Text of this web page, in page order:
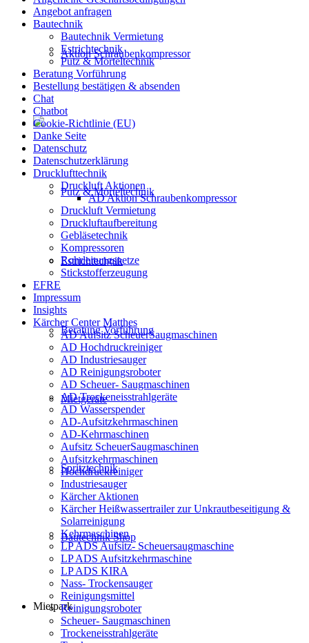
Aktion Schraubenkompressor
Putz & Mörteltechnik
Estrichtechnik
Beratung Vorführung
Mietgeräte
Spritztechnik
Bautechnik Shop
Mietpark
Angebot anfragen
Bautechnik
Bautechnik Vermietung
Estrichtechnik
Putz & Mörteltechnik
Beratung Vorführung
Bestellung bestätigen & absenden
Chat
Chatbot
Cookie-Richtlinie (EU)
Danke Seite
Datenschutz
Datenschutzerklärung
Drucklufttechnik
Druckluft Aktionen
AD Aktion Schraubenkompressor
Druckluft Vermietung
Druckluftaufbereitung
Gebläsetechnik
Kompressoren
Rohrleitungsnetze
Stickstofferzeugung
EFRE
Impressum
Insights
Kärcher Center Matthes
AD Aufsitz ScheuerSaugmaschinen
AD Hochdruckreiniger
AD Industriesauger
AD Reinigungsroboter
AD Scheuer- Saugmaschinen
AD Trockeneisstrahlgeräte
AD Wasserspender
AD-Aufsitzkehrmaschinen
AD-Kehrmaschinen
Aufsitz ScheuerSaugmaschinen
Aufsitzkehrmaschinen
Hochdruckreiniger
Industriesauger
Kärcher Aktionen
Kärcher Heißwassertrailer zur Unkrautbeseitigung &
Solarreinigung
Kehrmaschinen
LP ADS Aufsitz- Scheuersaugmaschine
LP ADS Aufsitzkehrmaschine
LP ADS KIRA
Nass- Trockensauger
Reinigungsmittel
Reinigungsroboter
Scheuer- Saugmaschinen
Trockeneisstrahlgeräte